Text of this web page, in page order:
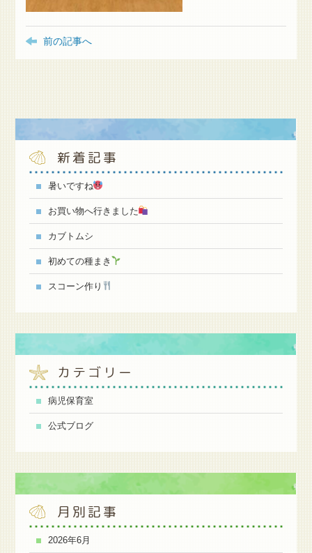
前の記事へ
新着記事
暑いですね
お買い物へ行きました
カブトムシ
初めての種まき
スコーン作り
カテゴリー
病児保育室
公式ブログ
月別記事
2026年6月